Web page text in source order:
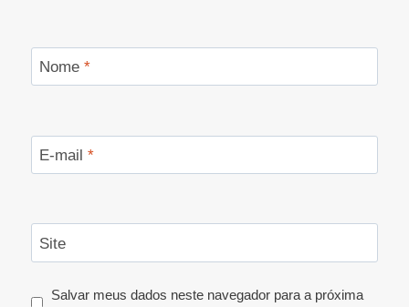
Nome *
E-mail *
Site
Salvar meus dados neste navegador para a próxima